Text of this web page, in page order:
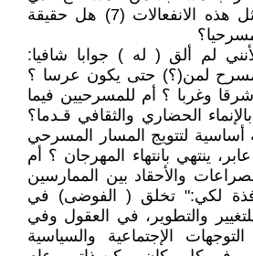
يسببون في خلقه، بمثل هذه الانفعالات (7) هل حقيقة
لم ألق ( له ) جوابا شافيا:
لمن(؟) حتى يكون عرسا ؟
وغربا ؟ أم للمسرحيين فيما
الحضاري والثقافي قـدما؟
لتتويج المسار المسرحي
ينتهي بانتهاء المهرجان ؟ أم
والأحقاد بين الممارسين
لكي:" تخلق ( الفوضى) في
والتطوير، في العقول وفي
الإجتماعية والسياسية